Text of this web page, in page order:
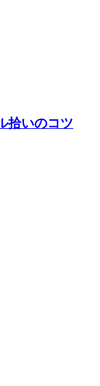
拾いのコツ